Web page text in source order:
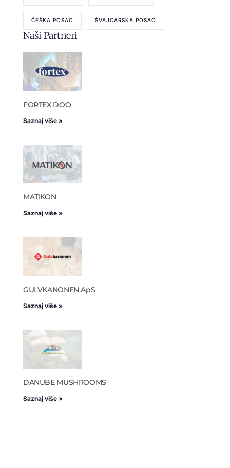
ČEŠKA POSAO ŠVAJCARSKA POSAO
Naši Partneri
FORTEX DOO
Saznaj više »
MATIKON
Saznaj više »
GULVKANONEN ApS
Saznaj više »
DANUBE MUSHROOMS
Saznaj više »